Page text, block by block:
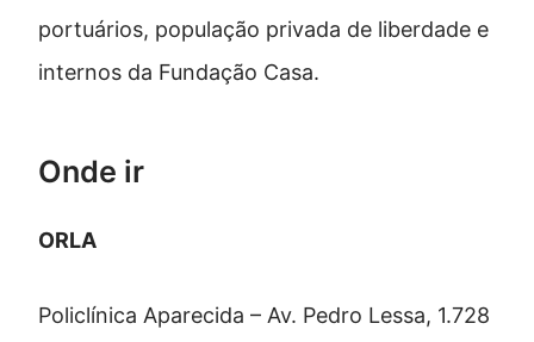
portuários, população privada de liberdade e
internos da Fundação Casa.
Onde ir
ORLA
Policlínica Aparecida – Av. Pedro Lessa, 1.728